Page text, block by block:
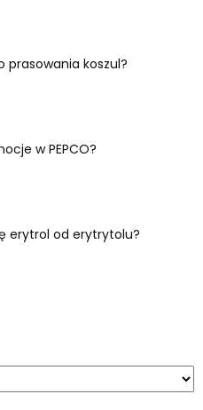
prasowania koszul?
w PEPCO?
erytrol od erytrytolu?